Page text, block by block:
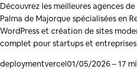
Découvrez les meilleures agences
Palma de Majorque spécialisées en
WordPress et création de sites
complet pour startups et entreprises
deploymentvercel01/05/2026– 17